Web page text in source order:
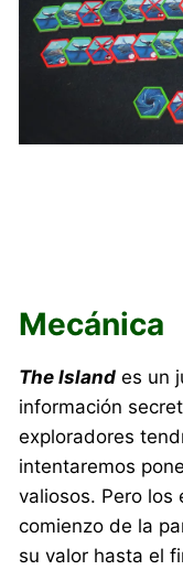
Mecánica
The Island es un
información
exploradores
intentaremos
valiosos. Pero los
comienzo de la
su valor hasta el